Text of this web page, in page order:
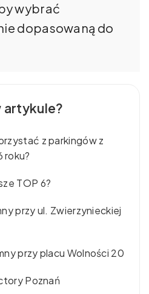
wybrać
dopasowaną do
artykule?
z parkingów z
roku?
TOP 6?
przy ul. Zwierzynieckiej
przy placu Wolności 20
Poznań